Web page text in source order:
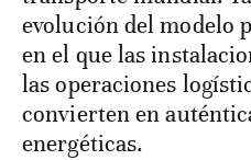
evolución del modelo
en el que las
las operaciones
convierten en
energéticas.